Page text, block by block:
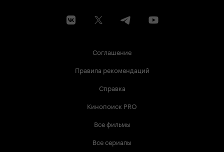
Соглашение
Правила рекомендаций
Справка
Кинопоиск PRO
Все фильмы
Все сериалы